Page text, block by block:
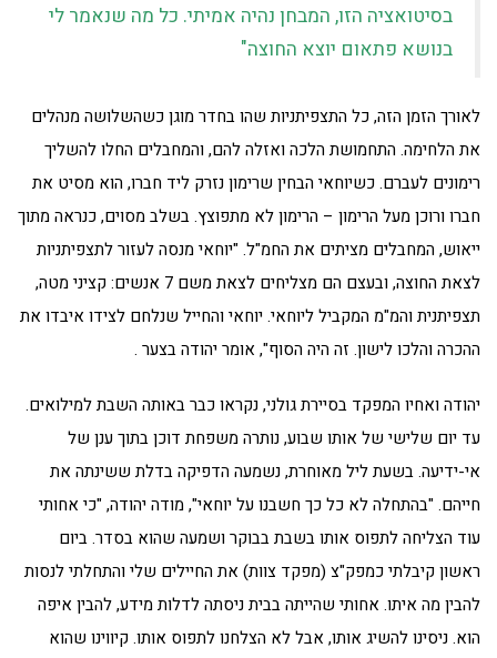
בסיטואציה הזו, המבחן נהיה אמיתי. כל מה שנאמר לי
בנושא פתאום יוצא החוצה"
לאורך הזמן הזה, כל התצפיתניות שהו בחדר מוגן כשהשלושה מנהלים
את הלחימה. התחמושת הלכה ואזלה להם, והמחבלים החלו להשליך
רימונים לעברם. כשיוחאי הבחין שרימון נזרק ליד חברו, הוא מסיט את
חברו ורוכן מעל הרימון – הרימון לא מתפוצץ. בשלב מסוים, כנראה מתוך
ייאוש, המחבלים מציתים את החמ"ל. "יוחאי מנסה לעזור לתצפיתניות
לצאת החוצה, ובעצם הם מצליחים לצאת משם 7 אנשים: קציני מטה,
תצפיתנית והמ"מ המקביל ליוחאי. יוחאי והחייל שנלחם לצידו איבדו את
ההכרה והלכו לישון. זה היה הסוף", אומר יהודה בצער .
יהודה ואחיו המפקד בסיירת גולני, נקראו כבר באותה השבת למילואים.
עד יום שלישי של אותו שבוע, נותרה משפחת דוכן בתוך ענן של
אי-ידיעה. בשעת ליל מאוחרת, נשמעה הדפיקה בדלת ששינתה את
חייהם. "בהתחלה לא כל כך חשבנו על יוחאי", מודה יהודה, "כי אחותי
עוד הצליחה לתפוס אותו בשבת בבוקר ושמעה שהוא בסדר. ביום
ראשון קיבלתי כמפק"צ (מפקד צוות) את החיילים שלי והתחלתי לנסות
להבין מה איתו. אחותי שהייתה בבית ניסתה לדלות מידע, להבין איפה
הוא. ניסינו להשיג אותו, אבל לא הצלחנו לתפוס אותו. קיווינו שהוא